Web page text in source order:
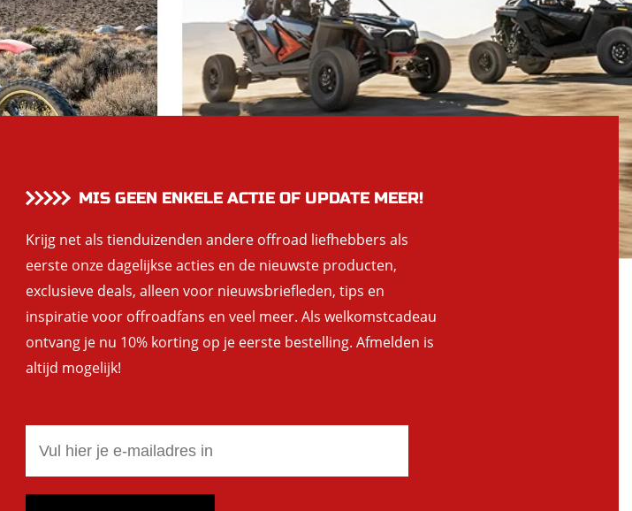
MIS GEEN ENKELE ACTIE OF UPDATE MEER!
Krijg net als tienduizenden andere offroad liefhebbers als
eerste onze dagelijkse acties en de nieuwste producten,
exclusieve deals, alleen voor nieuwsbriefleden, tips en
inspiratie voor offroadfans en veel meer. Als welkomstcadeau
ontvang je nu 10% korting op je eerste bestelling. Afmelden is
altijd mogelijk!